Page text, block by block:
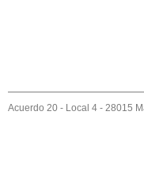
Acuerdo 20 - Local 4 - 28015